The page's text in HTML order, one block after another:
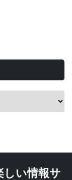
しい情報サ